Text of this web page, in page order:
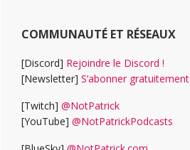
COMMUNAUTÉ ET RÉSEAUX
[Discord] Rejoindre le Discord !
[Newsletter] S’abonner gratuitement
[Twitch] @NotPatrick
[YouTube] @NotPatrickPodcasts